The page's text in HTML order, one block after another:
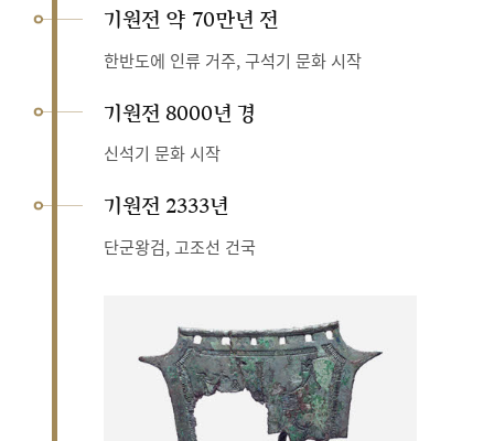
기원전 약 70만년 전
한반도에 인류 거주, 구석기 문화 시작
기원전 8000년 경
신석기 문화 시작
기원전 2333년
단군왕검, 고조선 건국